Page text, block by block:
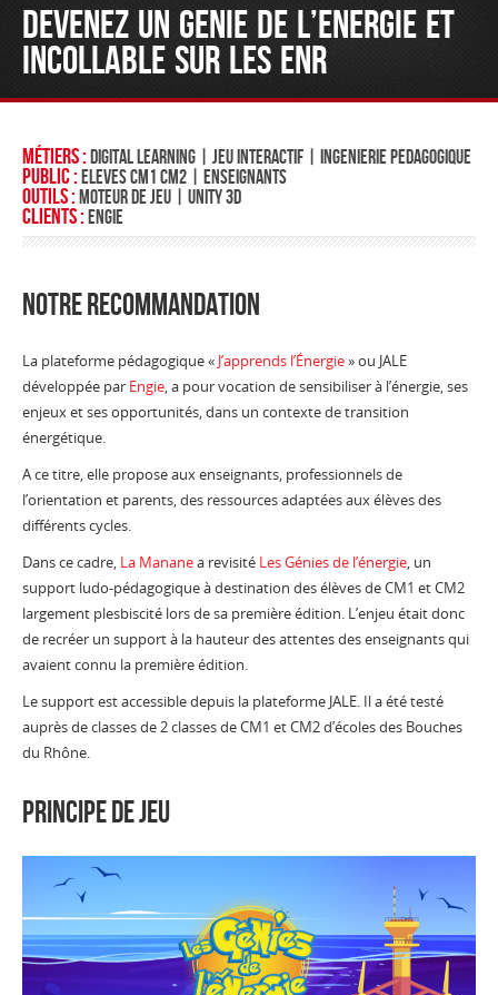
DEVENEZ UN GENIE DE L’ENERGIE ET
INCOLLABLE SUR LES ENR
Métiers : DIGITAL LEARNING | JEU INTERACTIF | INGENIERIE PEDAGOGIQUE
Public : ELEVES CM1 CM2 | ENSEIGNANTS
Outils : MOTEUR DE JEU | UNITY 3D
Clients : ENGIE
Notre recommandation
La plateforme pédagogique « J’apprends l’Énergie» ou JALE
développée par Engie, a pour vocation de sensibiliser à l’énergie, ses
enjeux et ses opportunités, dans un contexte de transition
énergétique.
A ce titre, elle propose aux enseignants, professionnels de
l’orientation et parents, des ressources adaptées aux élèves des
différents cycles.
Dans ce cadre, La Mananea revisité Les Génies de l’énergie, un
support ludo-pédagogique à destination des élèves de CM1 et CM2
largement plesbiscité lors de sa première édition. L’enjeu était donc
de recréer un support à la hauteur des attentes des enseignants qui
avaient connu la première édition.
Le support est accessible depuis la plateforme JALE. Il a été testé
auprès de classes de 2 classes de CM1 et CM2 d’écoles des Bouches
du Rhône.
Principe de jeu